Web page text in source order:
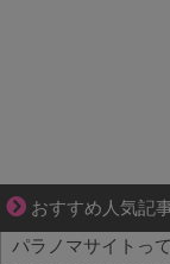
おすすめ人気記
恋は疑惑に染まり
パラノマサイトっ